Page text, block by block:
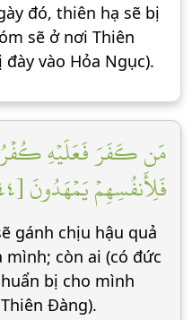
đó, thiên hạ sẽ bị
sẽ ở nơi Thiên
vào Hỏa Ngục).
مَن كَفَرَ فَعَلَيۡهِ
فَلِأَنفُسِهِمۡ يَمۡهَدُونَ [٤٤]
gánh chịu hậu quả
còn ai (có đức
bị cho mình
Đàng).